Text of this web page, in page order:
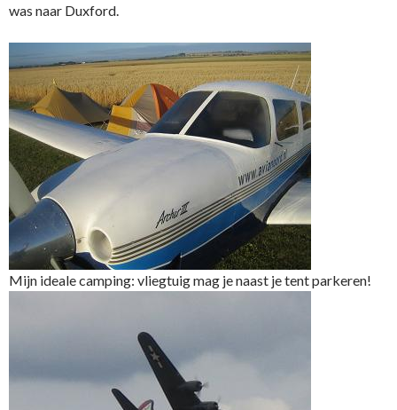
was naar Duxford.
Mijn ideale camping: vliegtuig mag je naast je tent parkeren!